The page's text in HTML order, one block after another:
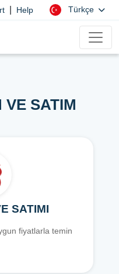
Help Türkçe
VE SATIM
SATIMI
fiyatlarla temin